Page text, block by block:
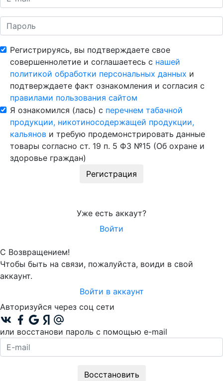
Регистрируясь, вы подтверждаете свое
совершеннолетие и соглашаетесь с нашей
политикой обработки персональных данных и
подтверждаете факт ознакомления и согласия с
правилами пользования сайтом
Я ознакомился (лась) с перечнем табачной
продукции, никотиносодержащей продукции,
кальянов и требую продемонстрировать данные
товары согласно ст. 19 п. 5 ФЗ №15 (Об охране и
здоровье граждан)
Регистрация
Уже есть аккаут?
Войти
С Возвращением!
Чтобы быть на связи, пожалуйста, воиди в свой
аккаунт.
Войти в аккаунт
Авторизуйся через соц сети
или восстанови пароль с помощью e-mail
Восстановить